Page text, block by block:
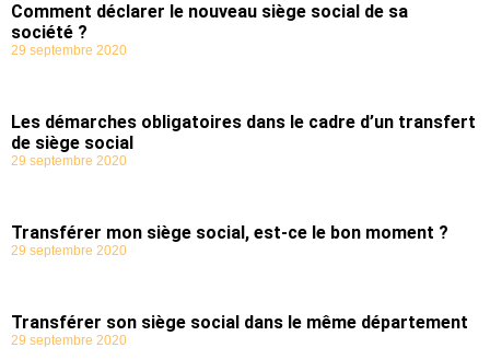
Comment déclarer le nouveau siège social de sa
société ?
29 septembre 2020
Les démarches obligatoires dans le cadre d’un transfert
de siège social
29 septembre 2020
Transférer mon siège social, est-ce le bon moment ?
29 septembre 2020
Transférer son siège social dans le même département
29 septembre 2020